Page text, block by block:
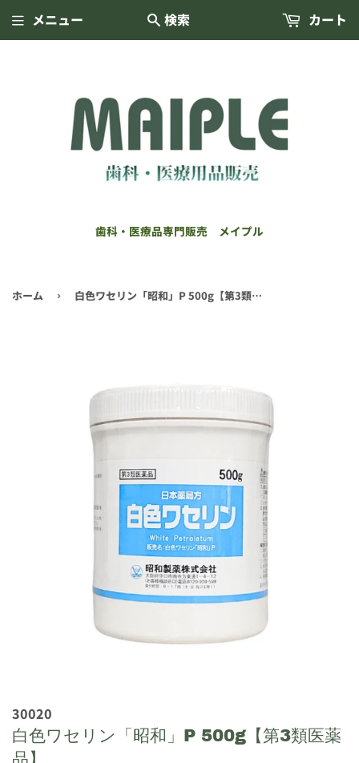
歯科・医療品専門販売 メイプル
メニュー 検索 カート
ホーム › 白色ワセリン「昭和」P 500g【第3類医薬品】
30020
白色ワセリン「昭和」P 500g【第3類医薬
品】